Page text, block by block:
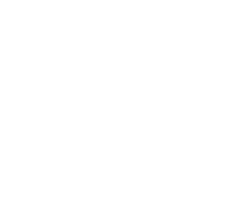
Apagón
«Esto es nuevo. Por
pasando y qué podría
sobretensión que
supuesto, un apagón